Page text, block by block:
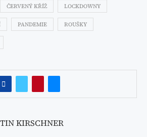
ČERVENÝ KŘÍŽ LOCKDOWNY
PANDEMIE ROUŠKY
KIRSCHNER